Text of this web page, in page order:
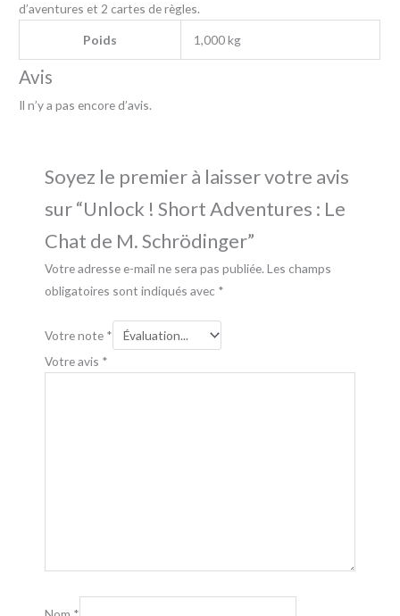
d’aventures et 2 cartes de règles.
Poids 1,000 kg
Avis
Il n’y a pas encore d’avis.
Soyez le premier à laisser votre avis
sur “Unlock ! Short Adventures : Le
Chat de M. Schrödinger”
Votre adresse e-mail ne sera pas publiée. Les champs
obligatoires sont indiqués avec *
Votre note *
Votre avis *